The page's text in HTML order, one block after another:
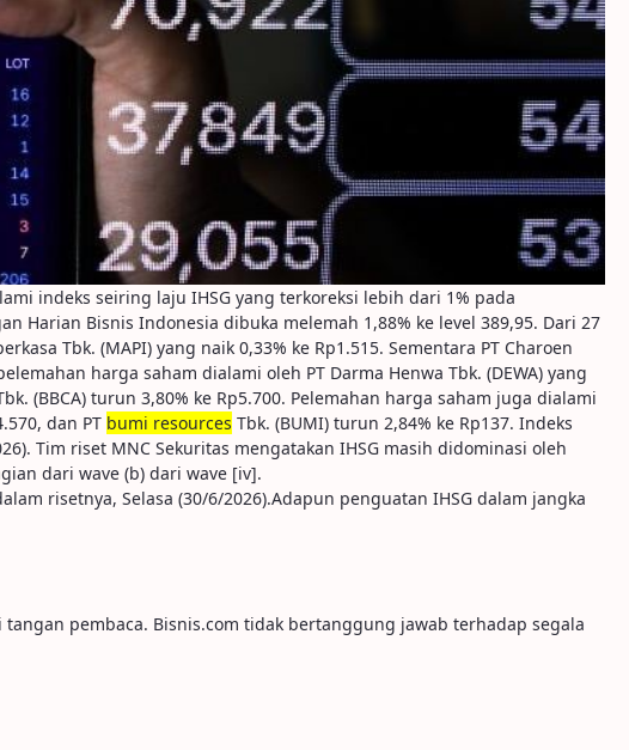
indeks seiring laju IHSG yang terkoreksi lebih dari 1% pada
Harian Bisnis Indonesia dibuka melemah 1,88% ke level 389,95. Dari 27
Tbk. (MAPI) yang naik 0,33% ke Rp1.515. Sementara PT Charoen
harga saham dialami oleh PT Darma Henwa Tbk. (DEWA) yang
(BBCA) turun 3,80% ke Rp5.700. Pelemahan harga saham juga dialami
dan PT bumi resources Tbk. (BUMI) turun 2,84% ke Rp137. Indeks
Tim riset MNC Sekuritas mengatakan IHSG masih didominasi oleh
dari wave (b) dari wave [iv].
risetnya, Selasa (30/6/2026).Adapun penguatan IHSG dalam jangka
pembaca. Bisnis.com tidak bertanggung jawab terhadap segala